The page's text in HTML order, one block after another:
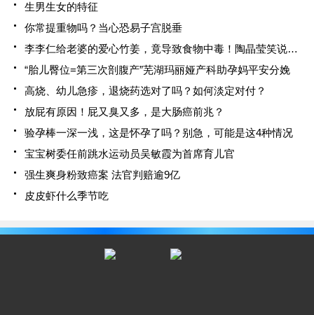
生男生女的特征
你常提重物吗？当心恐易子宫脱垂
李李仁给老婆的爱心竹姜，竟导致食物中毒！陶晶莹笑说小心枕边人
“胎儿臀位=第三次剖腹产”芜湖玛丽娅产科助孕妈平安分娩
高烧、幼儿急疹，退烧药选对了吗？如何淡定对付？
放屁有原因！屁又臭又多，是大肠癌前兆？
验孕棒一深一浅，这是怀孕了吗？别急，可能是这4种情况
宝宝树委任前跳水运动员吴敏霞为首席育儿官
强生爽身粉致癌案 法官判赔逾9亿
皮皮虾什么季节吃